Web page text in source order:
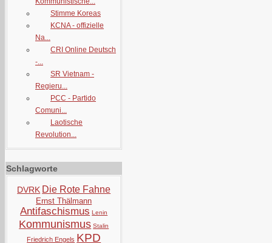
Stimme Koreas
KCNA - offizielle
Na...
CRI Online Deutsch
-...
SR Vietnam -
Regieru...
PCC - Partido
Comuni...
Laotische
Revolution...
Schlagworte
DVRK Die Rote Fahne
Ernst Thälmann
Antifaschismus Lenin
Kommunismus Stalin
Friedrich Engels KPD